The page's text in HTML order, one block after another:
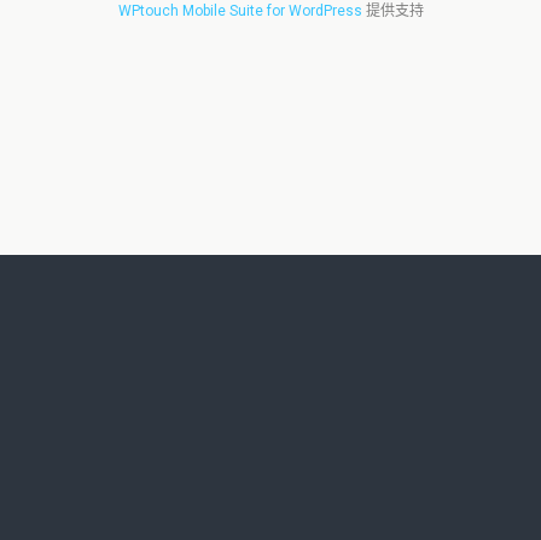
WPtouch Mobile Suite for WordPress 提供支持